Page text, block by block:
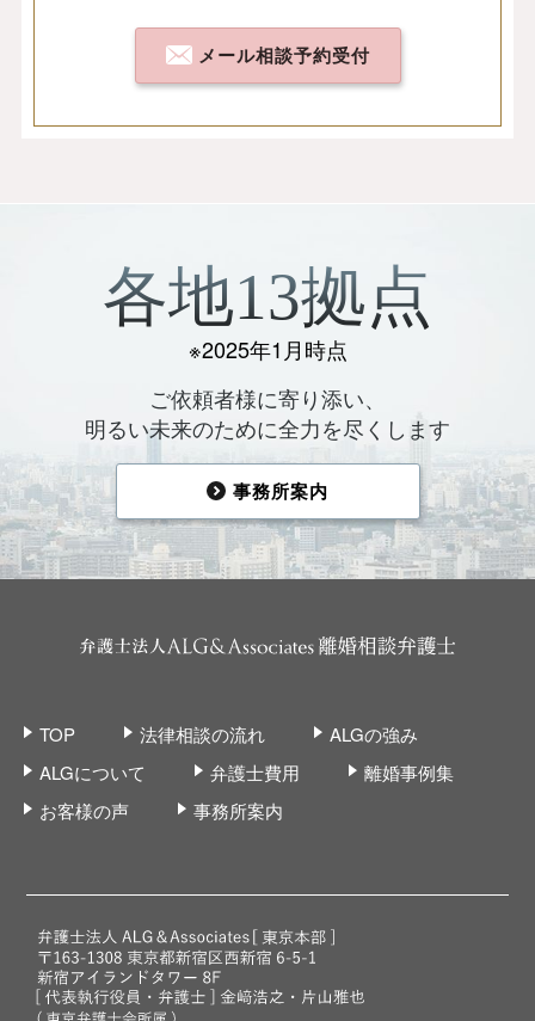
メール相談予約受付
各地13拠点
※2025年1月時点
ご依頼者様に寄り添い、
明るい未来のために全力を尽くします
事務所案内
TOP 法律相談の流れ
ALGの強み
ALGについて
弁護士費用
離婚事例集
お客様の声
事務所案内